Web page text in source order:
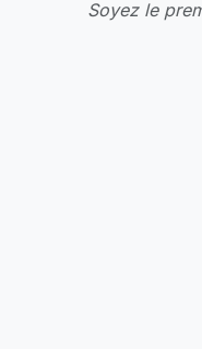
Soyez le